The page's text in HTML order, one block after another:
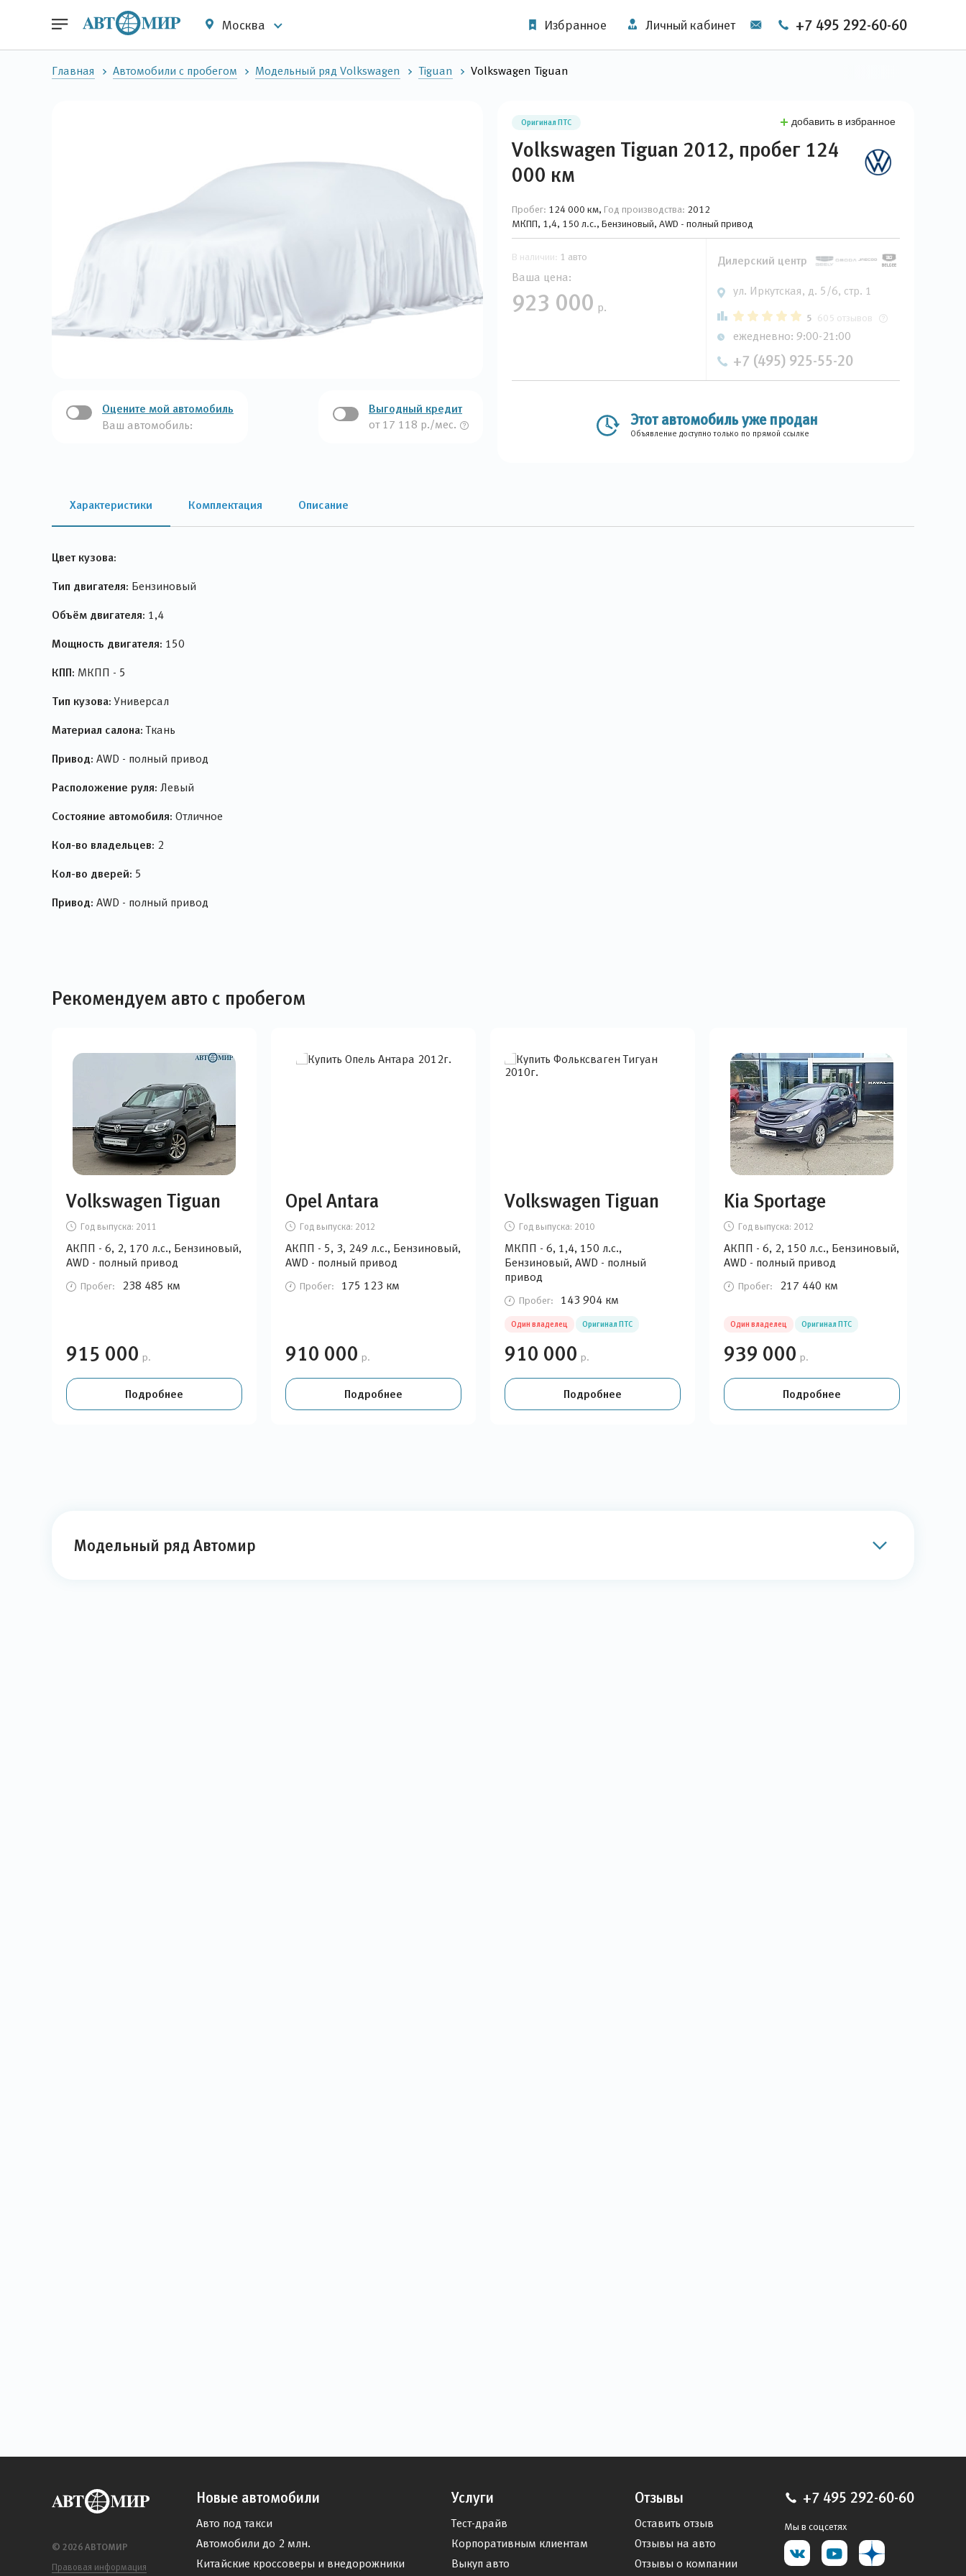
Москва Избранное Личный кабинет +7 495 292-60-60
Главная Автомобили с пробегом Модельный ряд Volkswagen Tiguan Volkswagen Tiguan
Оцените мой автомобиль
Ваш автомобиль:
Выгодный кредит
от 17 118 р./мес.
Оригинал ПТС добавить в избранное
Volkswagen Tiguan 2012, пробег 124
000 км
Пробег: 124 000 км, Год производства: 2012
МКПП, 1,4, 150 л.с., Бензиновый, AWD - полный привод
В наличии: 1 авто
Ваша цена:
923 000 р.
Дилерский центр
ул. Иркутская, д. 5/6, стр. 1
5 605 отзывов
ежедневно: 9:00-21:00
+7 (495) 925-55-20
Этот автомобиль уже продан
Объявление доступно только по прямой ссылке
Характеристики Комплектация Описание
Цвет кузова:
Тип двигателя: Бензиновый
Объём двигателя: 1,4
Мощность двигателя: 150
КПП: МКПП - 5
Тип кузова: Универсал
Материал салона: Ткань
Привод: AWD - полный привод
Расположение руля: Левый
Состояние автомобиля: Отличное
Кол-во владельцев: 2
Кол-во дверей: 5
Привод: AWD - полный привод
Рекомендуем авто с пробегом
Volkswagen Tiguan
Год выпуска: 2011
АКПП - 6, 2, 170 л.с., Бензиновый,
AWD - полный привод
Пробег: 238 485 км
915 000 р.
Подробнее
Opel Antara
Год выпуска: 2012
АКПП - 5, 3, 249 л.с., Бензиновый,
AWD - полный привод
Пробег: 175 123 км
910 000 р.
Подробнее
Volkswagen Tiguan
Год выпуска: 2010
МКПП - 6, 1,4, 150 л.с.,
Бензиновый, AWD - полный
привод
Пробег: 143 904 км
Один владелец Оригинал ПТС
910 000 р.
Подробнее
Kia Sportage
Год выпуска: 2012
АКПП - 6, 2, 150 л.с., Бензиновый,
AWD - полный привод
Пробег: 217 440 км
Один владелец Оригинал ПТС
939 000 р.
Подробнее
Модельный ряд Автомир
© 2026 АВТОМИР
Правовая информация
Новые автомобили
Авто под такси
Автомобили до 2 млн.
Китайские кроссоверы и внедорожники
Услуги
Тест-драйв
Корпоративным клиентам
Выкуп авто
Отзывы
Оставить отзыв
Отзывы на авто
Отзывы о компании
+7 495 292-60-60
Мы в соцсетях